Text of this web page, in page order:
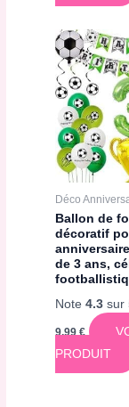
Déco
Ballon de
décoratif
de 3 ans,
Note4.3 sur
9,99€
PRODUIT